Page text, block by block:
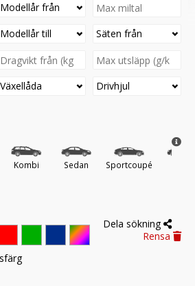
Modellår från
Modellår till
Säten från
Växellåda
Drivhjul
Kombi Sedan Sportcoupé
Dela sökning
Rensa